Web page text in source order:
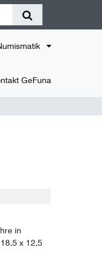
GeFuna
in
x 12,5